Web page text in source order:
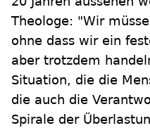
Theologe: "Wir
ohne dass wir ein
aber trotzdem
Situation, die die
die auch die
Spirale der